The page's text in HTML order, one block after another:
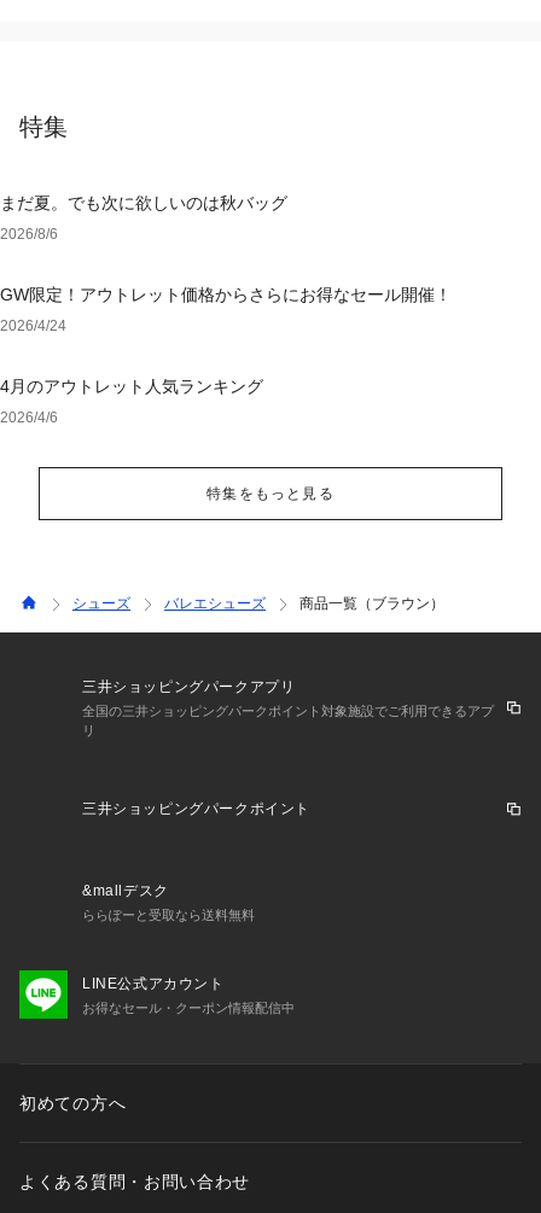
特集
まだ夏。でも次に欲しいのは秋バッグ
2026/8/6
GW限定！アウトレット価格からさらにお得なセール開催！
2026/4/24
4月のアウトレット人気ランキング
2026/4/6
特集をもっと見る
シューズ バレエシューズ 商品一覧（ブラウン）
三井ショッピングパークアプリ
全国の三井ショッピングパークポイント対象施設でご利用できるアプ
リ
三井ショッピングパークポイント
&mallデスク
ららぽーと受取なら送料無料
LINE公式アカウント
お得なセール・クーポン情報配信中
初めての方へ
よくある質問・お問い合わせ